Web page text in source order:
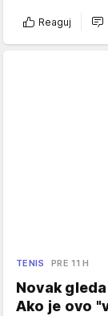
Reaguj
TENIS PRE 11 H
Novak
Ako je ovo